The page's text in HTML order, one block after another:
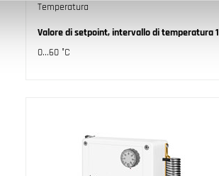
Temperatura
Valore di setpoint, intervallo di temperatura 1
0...60 °C